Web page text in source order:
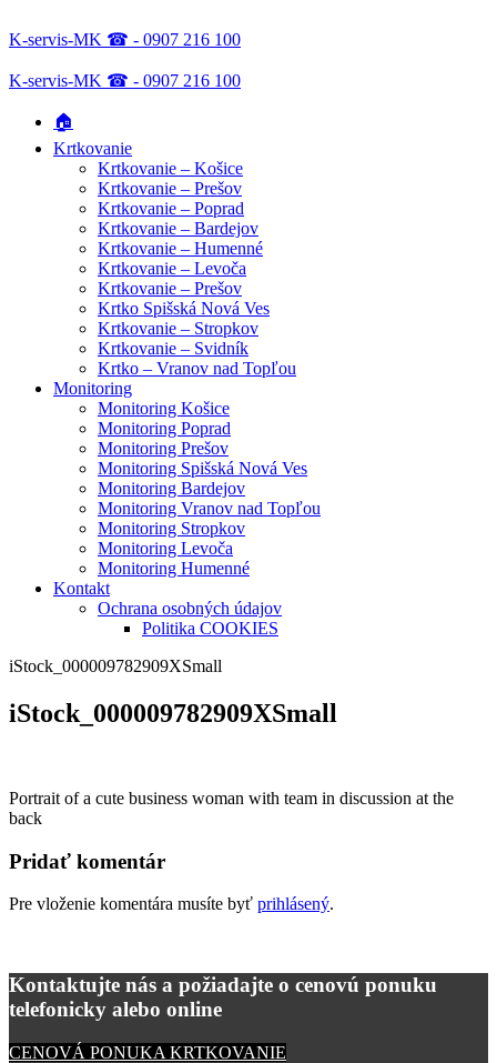
K-servis-MK ☎ - 0907 216 100
K-servis-MK ☎ - 0907 216 100
🏠
Krtkovanie
Krtkovanie – Košice
Krtkovanie – Prešov
Krtkovanie – Poprad
Krtkovanie – Bardejov
Krtkovanie – Humenné
Krtkovanie – Levoča
Krtkovanie – Prešov
Krtko Spišská Nová Ves
Krtkovanie – Stropkov
Krtkovanie – Svidník
Krtko – Vranov nad Topľou
Monitoring
Monitoring Košice
Monitoring Poprad
Monitoring Prešov
Monitoring Spišská Nová Ves
Monitoring Bardejov
Monitoring Vranov nad Topľou
Monitoring Stropkov
Monitoring Levoča
Monitoring Humenné
Kontakt
Ochrana osobných údajov
Politika COOKIES
iStock_000009782909XSmall
iStock_000009782909XSmall
Portrait of a cute business woman with team in discussion at the
back
Pridať komentár
Pre vloženie komentára musíte byť prihlásený.
Kontaktujte nás a požiadajte o cenovú ponuku
telefonicky alebo online
CENOVÁ PONUKA KRTKOVANIE